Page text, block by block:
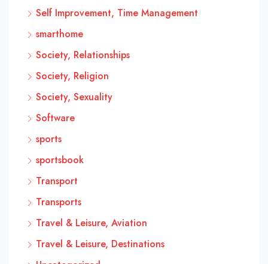
Self Improvement, Time Management
smarthome
Society, Relationships
Society, Religion
Society, Sexuality
Software
sports
sportsbook
Transport
Transports
Travel & Leisure, Aviation
Travel & Leisure, Destinations